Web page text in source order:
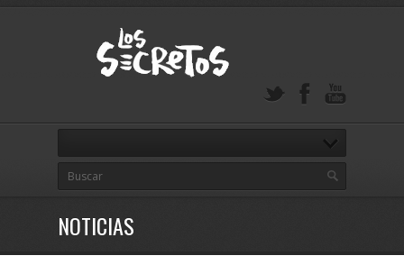
NOTICIAS